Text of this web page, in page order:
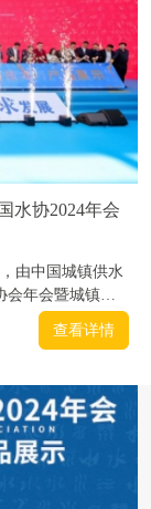
水协2024年会
由中国城镇供水
会年会暨城镇水
盛大召开。水协
旨，邀请政府领
查看详情